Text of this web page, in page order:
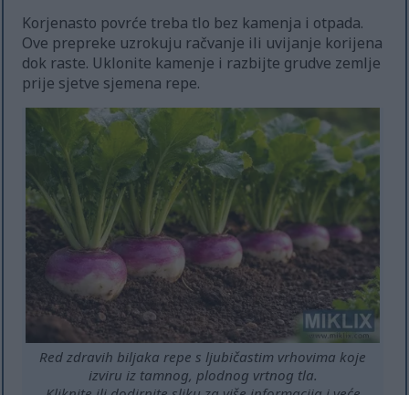
Korjenasto povrće treba tlo bez kamenja i otpada.
Ove prepreke uzrokuju račvanje ili uvijanje korijena
dok raste. Uklonite kamenje i razbijte grudve zemlje
prije sjetve sjemena repe.
Red zdravih biljaka repe s ljubičastim vrhovima koje
izviru iz tamnog, plodnog vrtnog tla.